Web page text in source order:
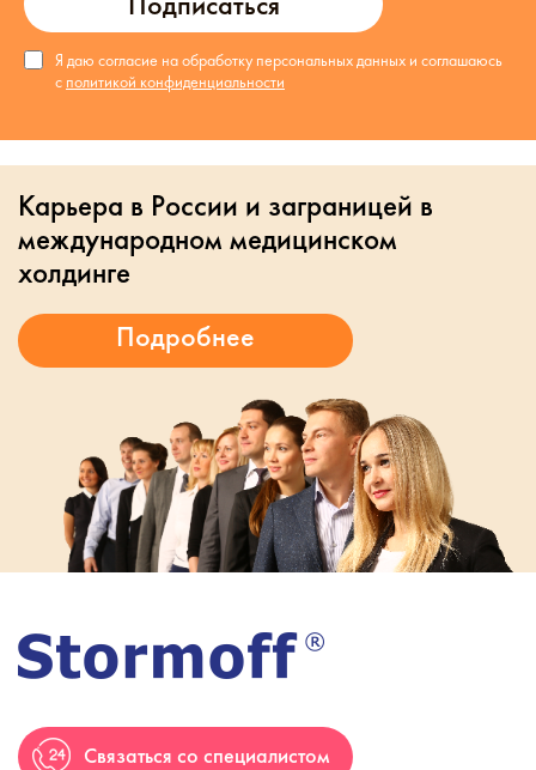
Я даю согласие на обработку персональных данных и соглашаюсь
с политикой конфиденциальности
Карьера в России и заграницей в
международном медицинском
холдинге
Связаться со специалистом